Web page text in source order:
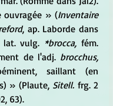
ouvragée » (Inventaire
lat. vulg. *brocca, fém.
de l'adj. brocchus,
saillant (en
» (Plaute, Sitell. frg. 2
63).